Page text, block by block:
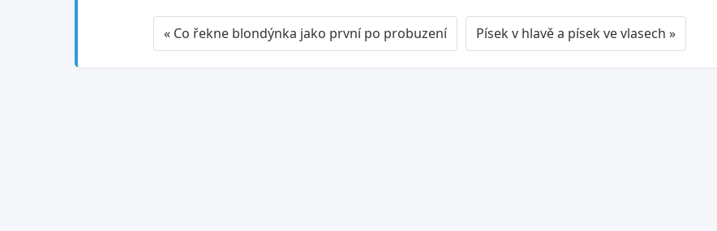
« Co řekne blondýnka jako první po probuzení Písek v hlavě a písek ve vlasech »